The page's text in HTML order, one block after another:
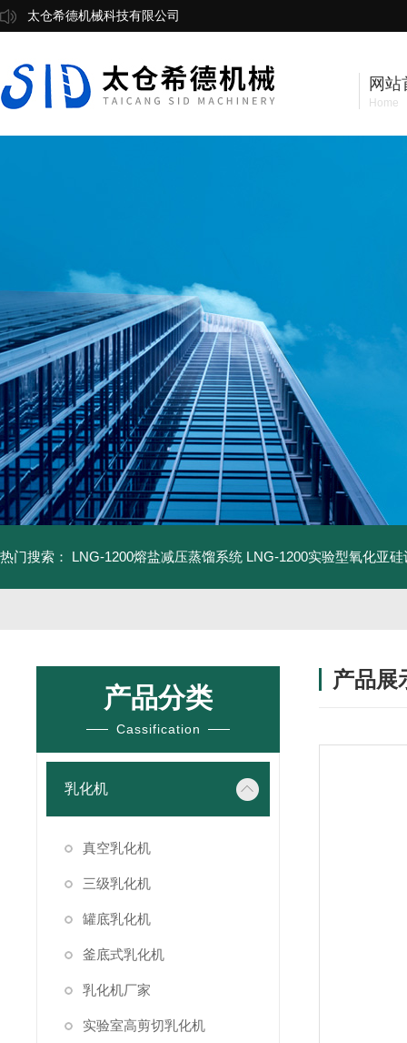
太仓希德机械科技有限公司
网站
Home
热门搜索： LNG-1200熔盐减压蒸馏系统 LNG-1200实验型氧化亚硅
产品分类
Cassification
乳化机
真空乳化机
三级乳化机
罐底乳化机
釜底式乳化机
乳化机厂家
实验室高剪切乳化机
产品展